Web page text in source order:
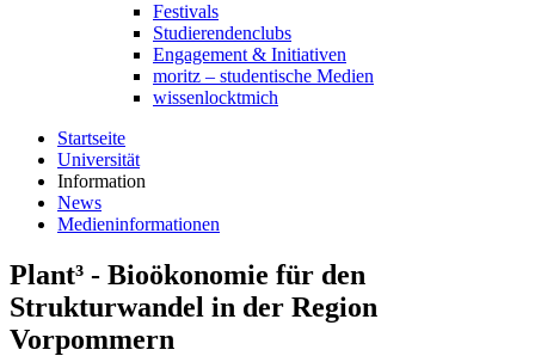
Festivals
Studierendenclubs
Engagement & Initiativen
moritz – studentische Medien
wissenlocktmich
Startseite
Universität
Information
News
Medieninformationen
Plant³ - Bioökonomie für den
Strukturwandel in der Region
Vorpommern